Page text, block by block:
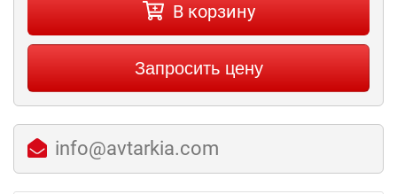
В корзину
Запросить цену
info@avtarkia.com